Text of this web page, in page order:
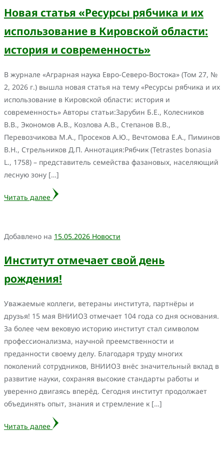
Новая статья «Ресурсы рябчика и их
использование в Кировской области:
история и современность»
В журнале «Аграрная наука Евро-Северо-Востока» (Том 27, №
2, 2026 г.) вышла новая статья на тему «Ресурсы рябчика и их
использование в Кировской области: история и
современность» Авторы статьи:Зарубин Б.Е., Колесников
В.В., Экономов А.В., Козлова А.В., Степанов В.В.,
Перевозчикова М.А., Просеков А.Ю., Вечтомова Е.А., Пиминов
В.Н., Стрельников Д.П. Аннотация:Рябчик (Tetrastes bonasia
L., 1758) – представитель семейства фазановых, населяющий
лесную зону […]
Читать далее
Добавлено на 15.05.2026 Новости
Институт отмечает свой день
рождения!
Уважаемые коллеги, ветераны института, партнёры и
друзья! 15 мая ВНИИОЗ отмечает 104 года со дня основания.
За более чем вековую историю институт стал символом
профессионализма, научной преемственности и
преданности своему делу. Благодаря труду многих
поколений сотрудников, ВНИИОЗ внёс значительный вклад в
развитие науки, сохраняя высокие стандарты работы и
уверенно двигаясь вперёд. Сегодня институт продолжает
объединять опыт, знания и стремление к […]
Читать далее